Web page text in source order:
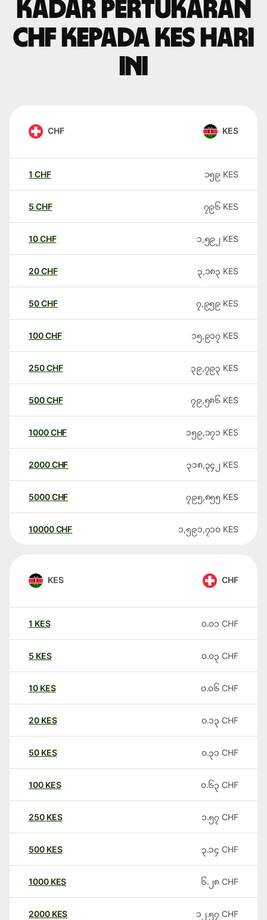
Kadar pertukaran
CHF kepada KES hari
ini
CHF KES
1 CHF ၁၅၉ KES
5 CHF ၇၉၆ KES
10CHF ၁,၅၉၂ KES
20CHF ၃,၁၈၃ KES
50CHF ၇,၉၅၉ KES
100CHF ၁၅,၉၁၇ KES
250CHF ၃၉,၇၉၃ KES
500CHF ၇၉,၅၈၆ KES
1000CHF ၁၅၉,၁၇၁ KES
2000CHF ၃၁၈,၃၄၂ KES
5000CHF ၇၉၅,၈၅၅ KES
10000 CHF ၁,၅၉၁,၇၁၀ KES
KES CHF
1 KES ၀.၀၁ CHF
5 KES ၀.၀၃ CHF
10 KES ၀.၀၆ CHF
20 KES ၀.၁၃ CHF
50 KES ၀.၃၁ CHF
100 KES ၀.၆၃ CHF
250 KES ၁.၅၇ CHF
500 KES ၃.၁၄ CHF
1000 KES ၆.၂၈ CHF
2000 KES ၁၂.၅၇ CHF